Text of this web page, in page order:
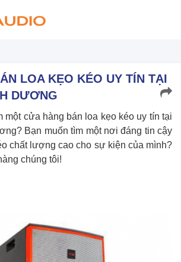
LOA KẸO KÉO UY TÍN TẠI
DƯƠNG
một cửa hàng bán loa kẹo kéo uy tín tại
Bạn muốn tìm một nơi đáng tin cậy
chất lượng cao cho sự kiện của mình?
chúng tôi!